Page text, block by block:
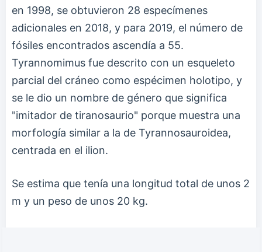
en 1998, se obtuvieron 28 especímenes
adicionales en 2018, y para 2019, el número de
fósiles encontrados ascendía a 55.
Tyrannomimus fue descrito con un esqueleto
parcial del cráneo como espécimen holotipo, y
se le dio un nombre de género que significa
"imitador de tiranosaurio" porque muestra una
morfología similar a la de Tyrannosauroidea,
centrada en el ilion.
Se estima que tenía una longitud total de unos 2
m y un peso de unos 20 kg.